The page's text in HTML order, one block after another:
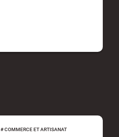
#COMMERCE ET ARTISANAT